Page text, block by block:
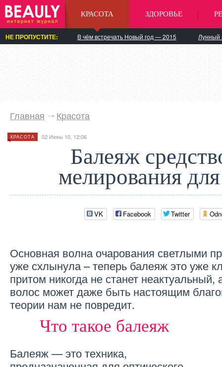
КРАСОТА ЗДОРОВЬЕ
НЕ ПРОПУСТИТЕ: В чём встречать Новый год — 2015 Лунный
Главная Красота
КРАСОТА 02 Июнь 10, 12:06
Балеяж
мелирования
VK Facebook Twitter
Основная волна очарования светлыми
уже схлынула – теперь балеяж это уже
притом никогда не станет
волос может даже быть настоящим
теории нам не повредит.
Что такое балеяж
Балеяж — это техника,